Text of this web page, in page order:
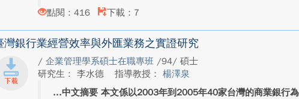
點閱：416
下載：7
灣銀行業經營效率與外匯業務之實證研究
/企業管理學系碩士在職專班 /94/ 碩士
研究生： 李水德
指導教授：楊澤泉
中文摘要 本文係以2003年到2005年40家台灣的商業銀行